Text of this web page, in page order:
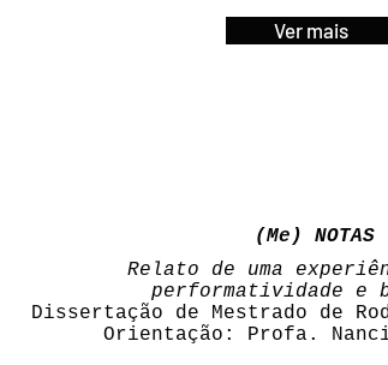
Ver mais
(Me) NOTAS
Relato de uma
performatividade e
Dissertação de Mestrado de
Orientação: Profa.